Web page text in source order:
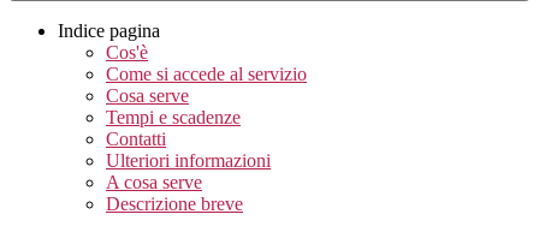
Indice pagina
Cos'è
Come si accede al servizio
Cosa serve
Tempi e scadenze
Contatti
Ulteriori informazioni
A cosa serve
Descrizione breve